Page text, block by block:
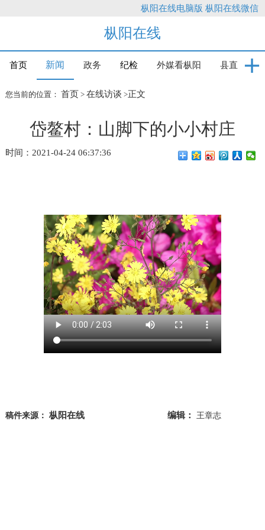
枞阳在线电脑版 枞阳在线微信
枞阳在线
首页 新闻 政务 纪检 外媒看枞阳 县直
您当前的位置： 首页 > 在线访谈 >正文
岱鳌村：山脚下的小小村庄
时间：2021-04-24 06:37:36
稿件来源： 枞阳在线 编辑： 王章志